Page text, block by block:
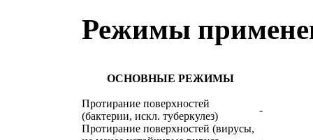
Режимы
ОСНОВНЫЕ РЕЖИМЫ
Протирание поверхностей
(бактерии, искл. туберкулез)
-
Протирание поверхностей (вирусы,